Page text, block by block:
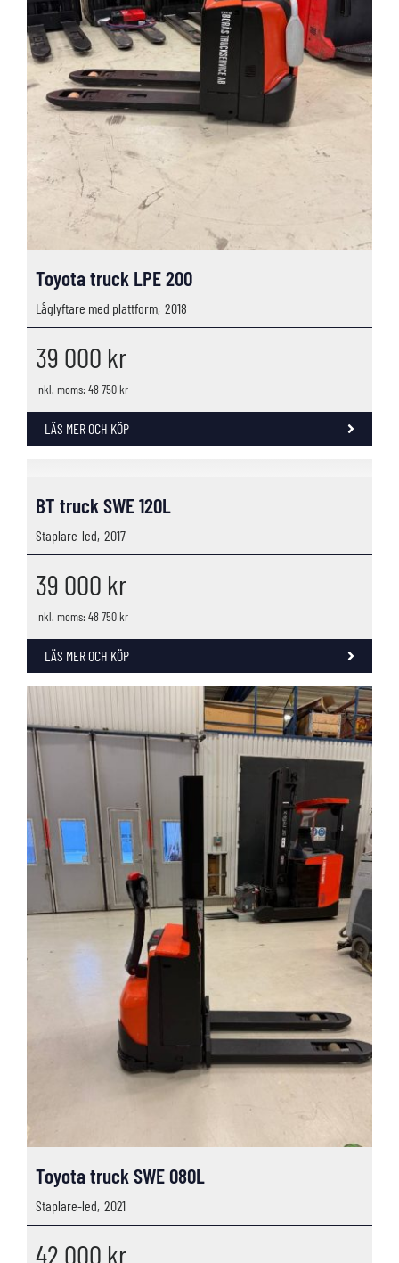
Toyota truck LPE 200
Låglyftare med plattform, 2018
39 000 kr
Inkl. moms: 48 750 kr
LÄS MER OCH KÖP
BT truck SWE 120L
Staplare-led, 2017
39 000 kr
Inkl. moms: 48 750 kr
LÄS MER OCH KÖP
Toyota truck SWE 080L
Staplare-led, 2021
42 000 kr